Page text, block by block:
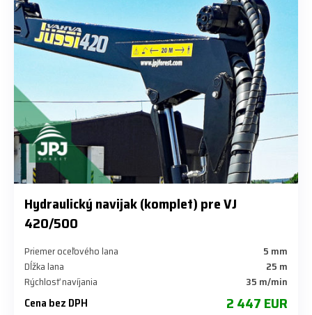
Hydraulický navijak (komplet) pre VJ
420/500
Priemer oceľového lana
5 mm
Dĺžka lana
25 m
Rýchlosť navíjania
35 m/min
Cena bez DPH 2 447 EUR